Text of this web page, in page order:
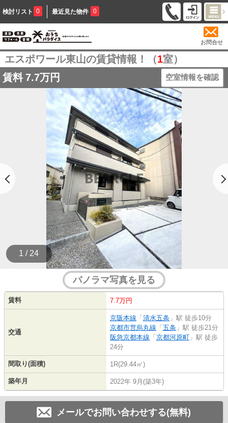
検討リスト 0 最近見た物件 0
お問合せ
エスポワール東山の賃貸情報！（1室）
賃料 7.7万円 空室情報を確認
1 / 24
パノラマ写真を見る
賃料 7.7万円
交通
京阪本線 「 清水五条 」駅 徒歩10分
京都市営烏丸線 「 五条 」駅 徒歩21分
阪急京都本線 「 京都河原町 」駅 徒歩
24分
間取り(面積) 1R(29.44㎡)
築年月 2022年 9月(築3年)
メールでお問い合わせする(無料)